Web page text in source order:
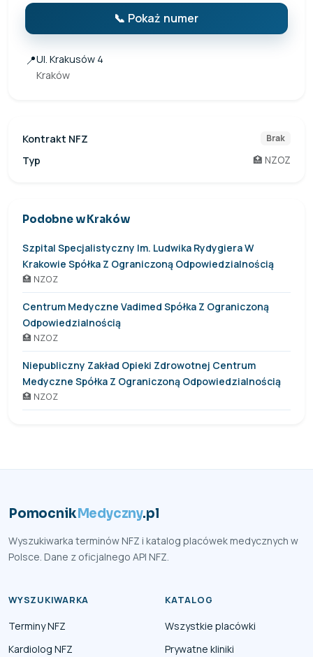
📞 Pokaż numer
📍Ul. Krakusów 4
Kraków
Kontrakt NFZ Brak
Typ 🏥 NZOZ
Podobne w Kraków
Szpital Specjalistyczny Im. Ludwika Rydygiera W
Krakowie Spółka Z Ograniczoną Odpowiedzialnością
🏥 NZOZ
Centrum Medyczne Vadimed Spółka Z Ograniczoną
Odpowiedzialnością
🏥 NZOZ
Niepubliczny Zakład Opieki Zdrowotnej Centrum
Medyczne Spółka Z Ograniczoną Odpowiedzialnością
🏥 NZOZ
PomocnikMedyczny.pl
Wyszukiwarka terminów NFZ i katalog placówek medycznych w
Polsce. Dane z oficjalnego API NFZ.
WYSZUKIWARKA
Terminy NFZ
Kardiolog NFZ
KATALOG
Wszystkie placówki
Prywatne kliniki